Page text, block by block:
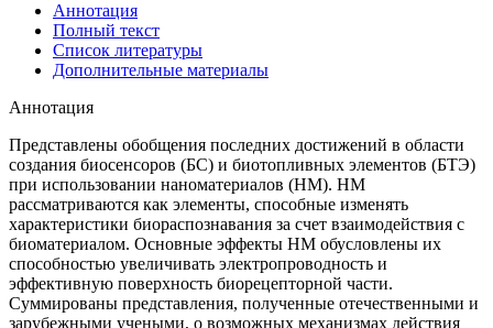
Аннотация
Полный текст
Список литературы
Дополнительные материалы
Аннотация
Представлены обобщения последних достижений в области
создания биосенсоров (БС) и биотопливных элементов (БТЭ)
при использовании наноматериалов (НМ). НМ
рассматриваются как элементы, способные изменять
характеристики биораспознавания за счет взаимодействия с
биоматериалом. Основные эффекты НМ обусловлены их
способностью увеличивать электропроводность и
эффективную поверхность биорецепторной части.
Суммированы представления, полученные отечественными и
зарубежными учеными, о возможных механизмах действия